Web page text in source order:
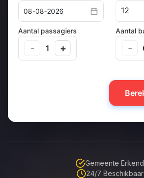
Gemeente Erkend
24/7 Beschikbaar